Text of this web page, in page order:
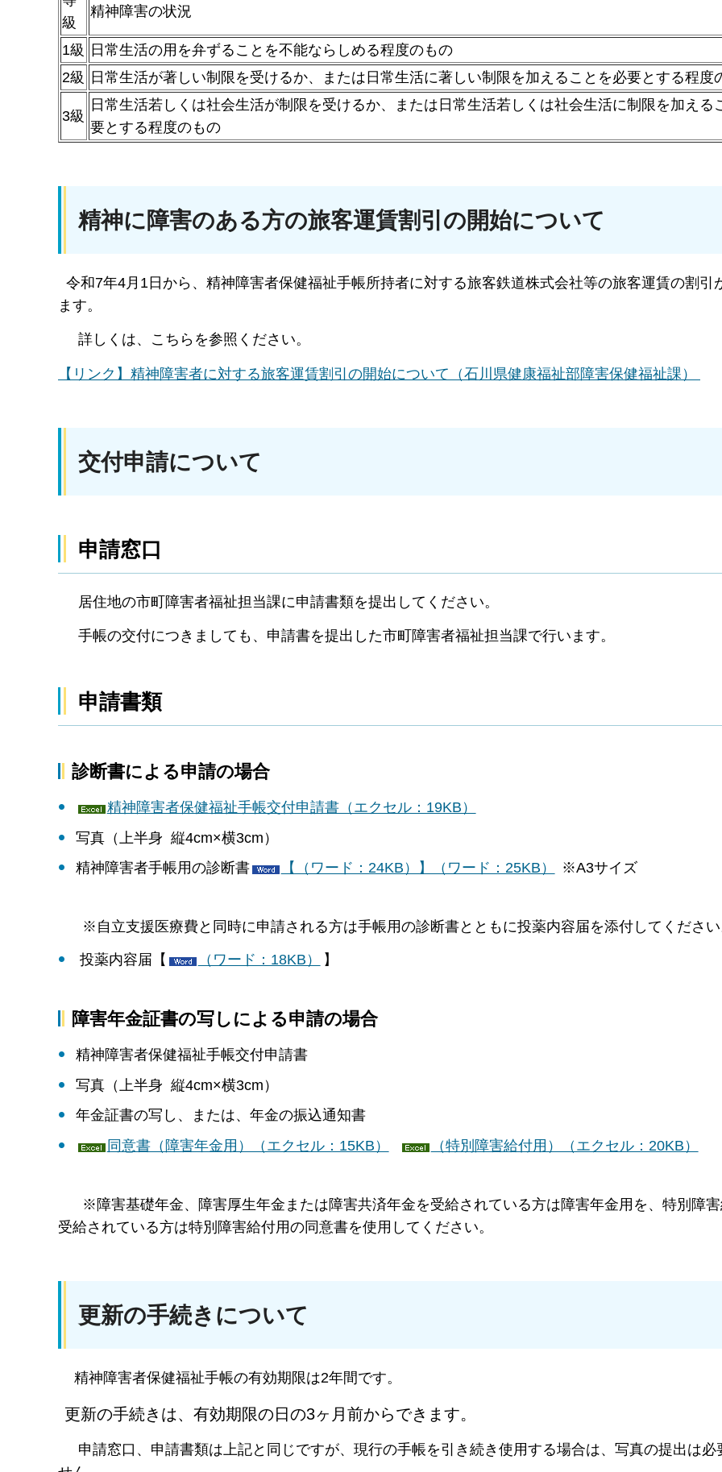
級
精神障害の状況
1級
日常生活の用を弁ずることを不能ならしめる程度のもの
2級
日常生活が著しい制限を受けるか、または日常生活に著しい制限を加えることを必要とする程度
3級
日常生活若しくは社会生活が制限を受けるか、または日常生活若しくは社会生活に制限を加える
要とする程度のもの
精神に障害のある方の旅客運賃割引の開始について
令和7年4月1日から、精神障害者保健福祉手帳所持者に対する旅客鉄道株式会社等の旅客運賃の割引
ます。
詳しくは、こちらを参照ください。
【リンク】精神障害者に対する旅客運賃割引の開始について（石川県健康福祉部障害保健福祉課）
交付申請について
申請窓口
居住地の市町障害者福祉担当課に申請書類を提出してください。
手帳の交付につきましても、申請書を提出した市町障害者福祉担当課で行います。
申請書類
診断書による申請の場合
精神障害者保健福祉手帳交付申請書（エクセル：19KB）
写真（上半身 縦4cm×横3cm）
精神障害者手帳用の診断書
【（ワード：24KB）】（ワード：25KB） ※A3サイズ
※自立支援医療費と同時に申請される方は手帳用の診断書とともに投薬内容届を添付してくださ
投薬内容届【 （ワード：18KB） 】
障害年金証書の写しによる申請の場合
精神障害者保健福祉手帳交付申請書
写真（上半身 縦4cm×横3cm）
年金証書の写し、または、年金の振込通知書
同意書（障害年金用）（エクセル：15KB）
（特別障害給付用）（エクセル：20KB）
※障害基礎年金、障害厚生年金または障害共済年金を受給されている方は障害年金用を、特別障
受給されている方は特別障害給付用の同意書を使用してください。
更新の手続きについて
精神障害者保健福祉手帳の有効期限は2年間です。
更新の手続きは、有効期限の日の3ヶ月前からできます。
申請窓口、申請書類は上記と同じですが、現行の手帳を引き続き使用する場合は、写真の提出は必